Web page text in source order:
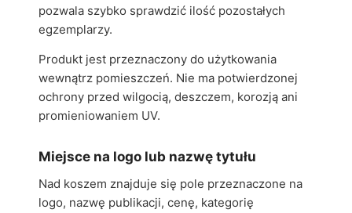
pozwala szybko sprawdzić ilość pozostałych
egzemplarzy.
Produkt jest przeznaczony do użytkowania
wewnątrz pomieszczeń. Nie ma potwierdzonej
ochrony przed wilgocią, deszczem, korozją ani
promieniowaniem UV.
Miejsce na logo lub nazwę tytułu
Nad koszem znajduje się pole przeznaczone na
logo, nazwę publikacji, cenę, kategorię